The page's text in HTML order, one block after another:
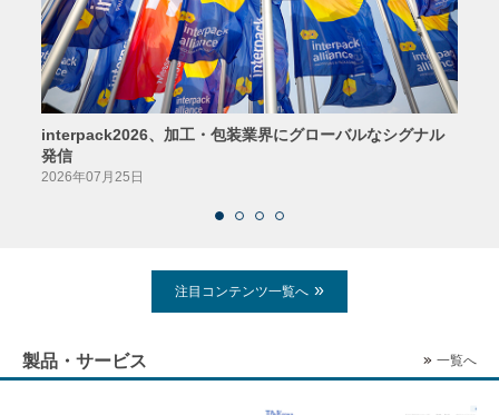
interpack2026、加工・包装業界にグローバルなシグナル
発信
2026年07月25日
注目コンテンツ一覧へ
製品・サービス 一覧へ